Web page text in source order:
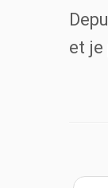
et je